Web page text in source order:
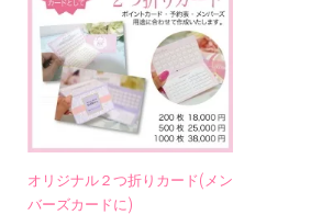
オリジナル２つ折りカード(メン
バーズカードに)